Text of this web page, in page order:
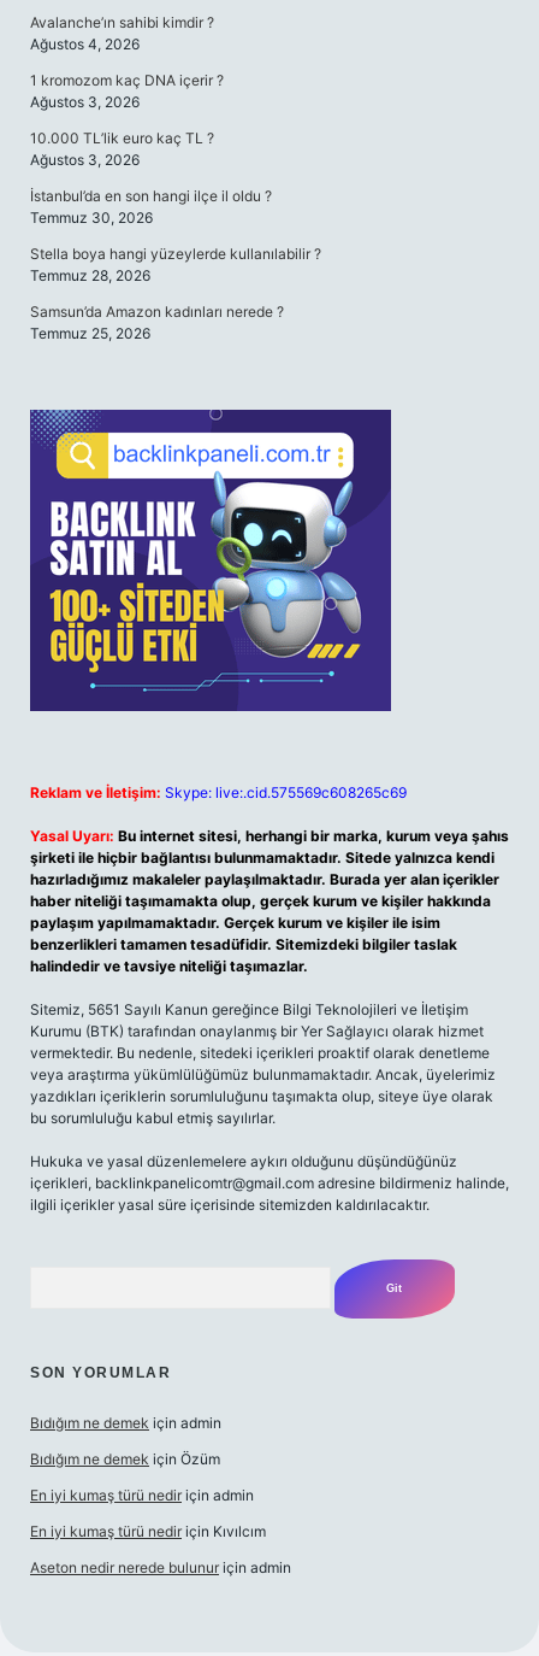
Avalanche’ın sahibi kimdir ?
Ağustos 4, 2026
1 kromozom kaç DNA içerir ?
Ağustos 3, 2026
10.000 TL’lik euro kaç TL ?
Ağustos 3, 2026
İstanbul’da en son hangi ilçe il oldu ?
Temmuz 30, 2026
Stella boya hangi yüzeylerde kullanılabilir ?
Temmuz 28, 2026
Samsun’da Amazon kadınları nerede ?
Temmuz 25, 2026
Reklam ve İletişim: Skype: live:.cid.575569c608265c69
Yasal Uyarı: Bu internet sitesi, herhangi bir marka, kurum veya şahıs
şirketi ile hiçbir bağlantısı bulunmamaktadır. Sitede yalnızca kendi
hazırladığımız makaleler paylaşılmaktadır. Burada yer alan içerikler
haber niteliği taşımamakta olup, gerçek kurum ve kişiler hakkında
paylaşım yapılmamaktadır. Gerçek kurum ve kişiler ile isim
benzerlikleri tamamen tesadüfidir. Sitemizdeki bilgiler taslak
halindedir ve tavsiye niteliği taşımazlar.
Sitemiz, 5651 Sayılı Kanun gereğince Bilgi Teknolojileri ve İletişim
Kurumu (BTK) tarafından onaylanmış bir Yer Sağlayıcı olarak hizmet
vermektedir. Bu nedenle, sitedeki içerikleri proaktif olarak denetleme
veya araştırma yükümlülüğümüz bulunmamaktadır. Ancak, üyelerimiz
yazdıkları içeriklerin sorumluluğunu taşımakta olup, siteye üye olarak
bu sorumluluğu kabul etmiş sayılırlar.
Hukuka ve yasal düzenlemelere aykırı olduğunu düşündüğünüz
içerikleri, backlinkpanelicomtr@gmail.com adresine bildirmeniz halinde,
ilgili içerikler yasal süre içerisinde sitemizden kaldırılacaktır.
SON YORUMLAR
Bıdığım ne demek için admin
Bıdığım ne demek için Özüm
En iyi kumaş türü nedir için admin
En iyi kumaş türü nedir için Kıvılcım
Aseton nedir nerede bulunur için admin